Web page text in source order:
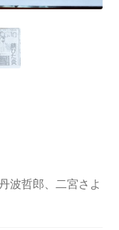
波哲郎、二宮さよ